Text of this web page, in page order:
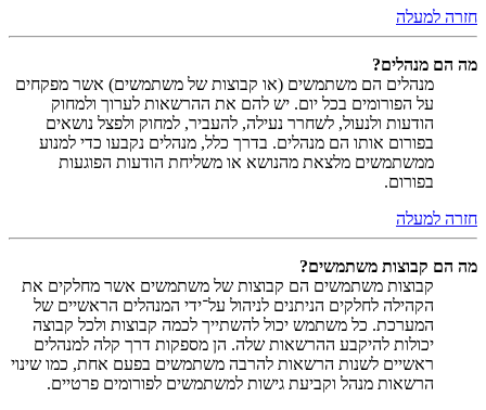
חזרה למעלה
מה הם מנהלים?
מנהלים הם משתמשים (או קבוצות של משתמשים) אשר מפקחים
על הפורומים בכל יום. יש להם את ההרשאות לערוך ולמחוק
הודעות ולנעול, לשחרר נעילה, להעביר, למחוק ולפצל נושאים
בפורום אותו הם מנהלים. בדרך כלל, מנהלים נקבעו כדי למנוע
ממשתמשים מלצאת מהנושא או משליחת הודעות הפוגעות
בפורום.
חזרה למעלה
מה הם קבוצות משתמשים?
קבוצות משתמשים הם קבוצות של משתמשים אשר מחלקים את
הקהילה לחלקים הניתנים לניהול על־ידי המנהלים הראשיים של
המערכת. כל משתמש יכול להשתייך לכמה קבוצות ולכל קבוצה
יכולות להיקבע ההרשאות שלה. הן מספקות דרך קלה למנהלים
ראשיים לשנות הרשאות להרבה משתמשים בפעם אחת, כמו שינוי
הרשאות מנהל וקביעת גישות למשתמשים לפורומים פרטיים.